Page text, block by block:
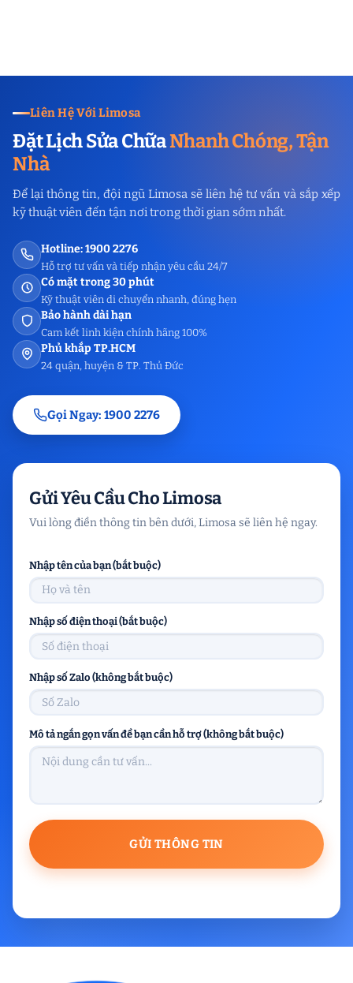
Liên Hệ Với Limosa
Đặt Lịch Sửa ChữaNhanh Chóng, Tận
Nhà
Để lại thông tin, đội ngũ Limosa sẽ liên hệ tư vấn và sắp xếp
kỹ thuật viên đến tận nơi trong thời gian sớm nhất.
Hotline: 1900 2276
Hỗ trợ tư vấn và tiếp nhận yêu cầu 24/7
Có mặt trong 30 phút
Kỹ thuật viên di chuyển nhanh, đúng hẹn
Bảo hành dài hạn
Cam kết linh kiện chính hãng 100%
Phủ khắp TP.HCM
24 quận, huyện & TP. Thủ Đức
Gọi Ngay: 1900 2276
Gửi Yêu Cầu Cho Limosa
Vui lòng điền thông tin bên dưới, Limosa sẽ liên hệ ngay.
Nhập tên của bạn (bắt buộc)
Nhập số điện thoại (bắt buộc)
Nhập số Zalo (không bắt buộc)
Mô tả ngắn gọn vấn đề bạn cần hỗ trợ (không bắt buộc)